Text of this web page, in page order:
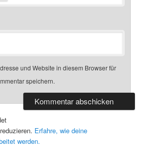
und Website in diesem Browser für
speichern.
Erfahre, wie deine
werden.